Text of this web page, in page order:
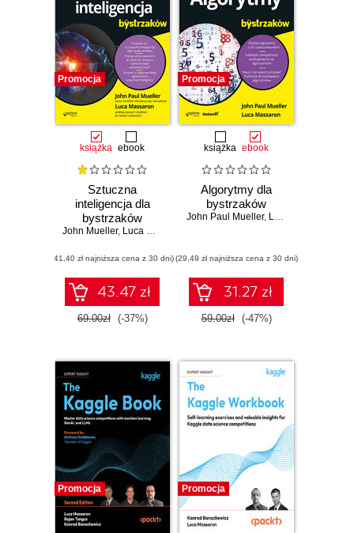
Promocja
książka ebook
Sztuczna
inteligencja dla
bystrzaków
John Mueller, Luca Massaron
(41,40 zł najniższa cena z 30 dni)
43.47 zł
69.00zł (-37%)
Promocja
książka ebook
Algorytmy dla
bystrzaków
John Paul Mueller, Luca Massaron
(29,49 zł najniższa cena z 30 dni)
31.27 zł
59.00zł (-47%)
Promocja Promocja